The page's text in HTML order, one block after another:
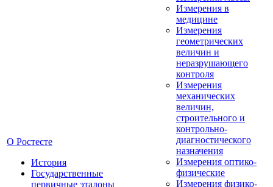
О Ростесте
История
Государственные
первичные эталоны
Измерения в
медицине
Измерения
геометрических
величин и
неразрушающего
контроля
Измерения
механических
величин,
строительного и
контрольно-
диагностического
назначения
Измерения оптико-
физические
Измерения физико-